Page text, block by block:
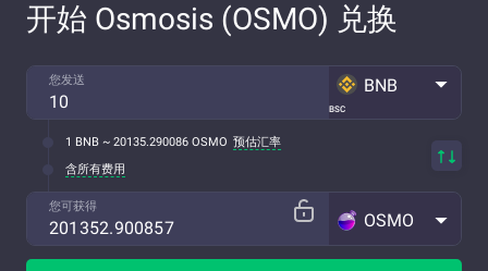
开始 Osmosis (OSMO) 兑换
您发送
BSC
BNB
1 BNB ~ 20135.290086 OSMO 预估汇率
含所有费用
您可获得
OSMO